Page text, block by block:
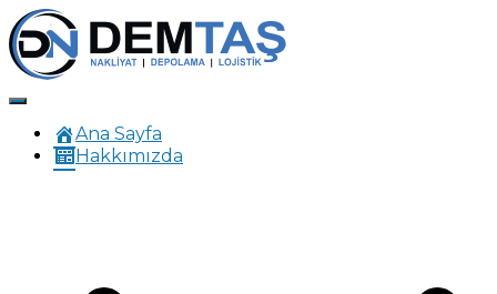
Menüyü
aç/kapa Ana Sayfa
Hakkımızda